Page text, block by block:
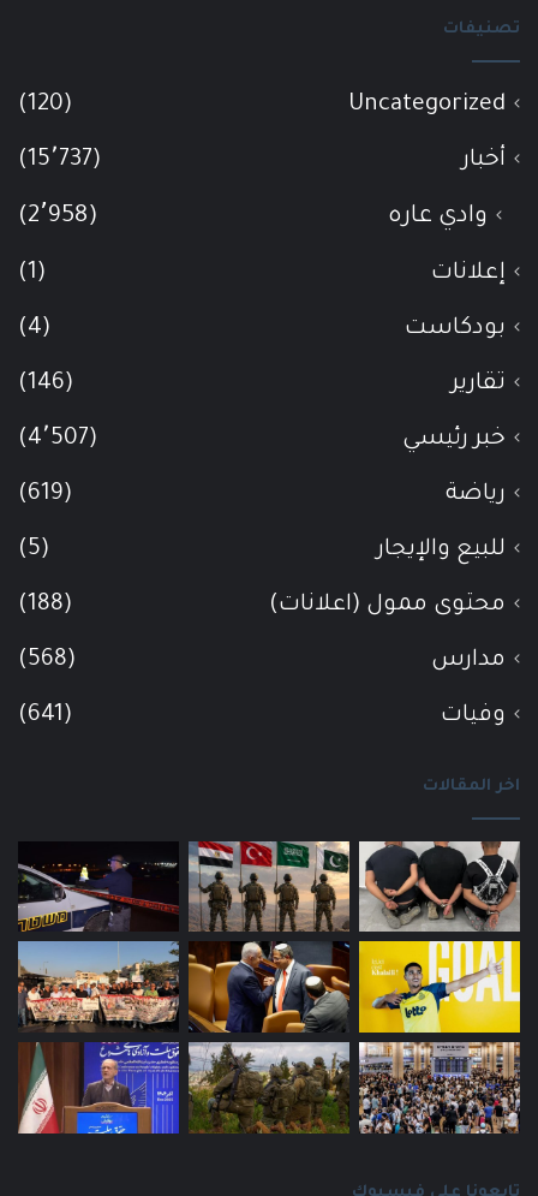
تصنيفات
Uncategorized
(120)
أخبار (15٬737)
وادي عاره (2٬958)
إعلانات (1)
بودكاست (4)
تقارير (146)
خبر رئيسي (4٬507)
رياضة (619)
للبيع والإيجار (5)
محتوى ممول (اعلانات) (188)
مدارس (568)
وفيات (641)
اخر المقالات